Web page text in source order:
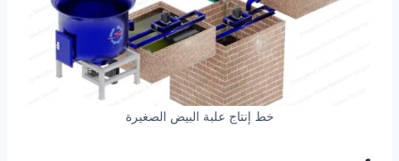
خط إنتاج علبة البيض الصغيرة